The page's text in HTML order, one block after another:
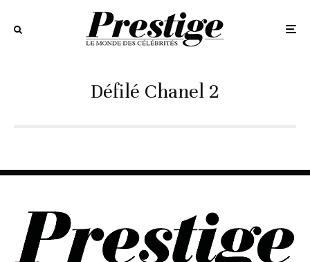
Défilé Chanel 2